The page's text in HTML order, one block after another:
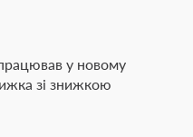
у новому
зі знижкою